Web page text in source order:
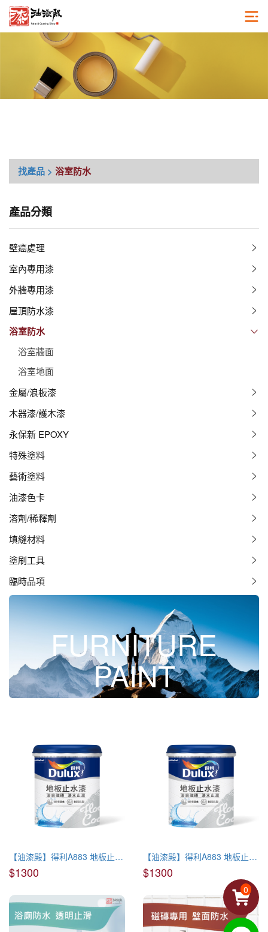
找產品 > 浴室防水
產品分類
壁癌處理
室內專用漆
外牆專用漆
屋頂防水漆
浴室防水
浴室牆面
浴室地面
金屬/浪板漆
木器漆/護木漆
永保新 EPOXY
特殊塗料
藝術塗料
油漆色卡
溶劑/稀釋劑
填縫材料
塗刷工具
臨時品項
FURNITURE
PAINT
【油漆殿】得利A883 地板止水漆 透明
$1300
【油漆殿】得利A883 地板止水漆 透明
$1300
0